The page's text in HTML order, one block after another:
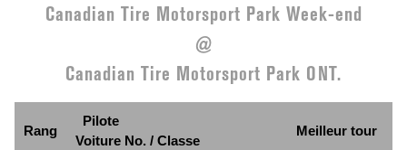
Canadian Tire Motorsport Park Week-end
@
Canadian Tire Motorsport Park ONT.
Rang
Pilote
Voiture No. / Classe
Meilleur tour